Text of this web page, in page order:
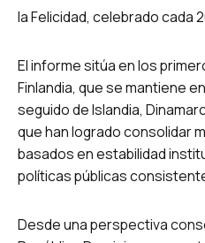
la Felicidad, celebrado cada
El informe sitúa en los
Finlandia, que se mantiene
seguido de Islandia,
que han logrado consolidar
basados en estabilidad
políticas públicas
Desde una perspectiva